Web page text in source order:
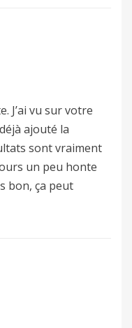
J’ai vu sur votre
ajouté la
sont vraiment
un peu honte
bon, ça peut